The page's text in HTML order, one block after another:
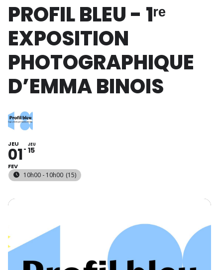
PROFIL BLEU - 1ʳᵉ
EXPOSITION
PHOTOGRAPHIQUE
D’EMMA BINOIS
JEU
01
FEV
JEU
15
10h00 - 10h00 (15)